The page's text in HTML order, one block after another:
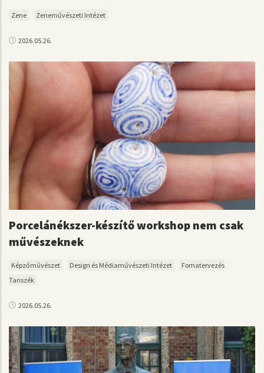
Zene Zeneművészeti Intézet
2026.05.26.
Porcelánékszer-készítő workshop nem csak
művészeknek
Képzőművészet Design és Médiaművészeti Intézet
Fomatervezés
Tanszék
2026.05.26.